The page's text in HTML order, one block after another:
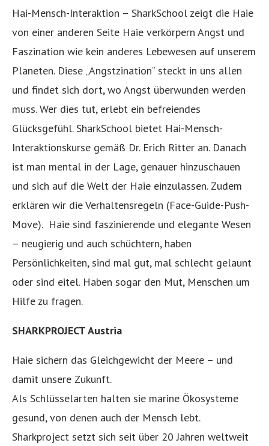
Hai-Mensch-Interaktion – SharkSchool zeigt die Haie
von einer anderen Seite Haie verkörpern Angst und
Faszination wie kein anderes Lebewesen auf unserem
Planeten. Diese „Angstzination“ steckt in uns allen
und findet sich dort, wo Angst überwunden werden
muss. Wer dies tut, erlebt ein befreiendes
Glücksgefühl. SharkSchool bietet Hai-Mensch-
Interaktionskurse gemäß Dr. Erich Ritter an. Danach
ist man mental in der Lage, genauer hinzuschauen
und sich auf die Welt der Haie einzulassen. Zudem
erklären wir die Verhaltensregeln (Face-Guide-Push-
Move). Haie sind faszinierende und elegante Wesen
– neugierig und auch schüchtern, haben
Persönlichkeiten, sind mal gut, mal schlecht gelaunt
oder sind eitel. Haben sogar den Mut, Menschen um
Hilfe zu fragen.
SHARKPROJECT Austria
Haie sichern das Gleichgewicht der Meere – und
damit unsere Zukunft.
Als Schlüsselarten halten sie marine Ökosysteme
gesund, von denen auch der Mensch lebt.
Sharkproject setzt sich seit über 20 Jahren weltweit